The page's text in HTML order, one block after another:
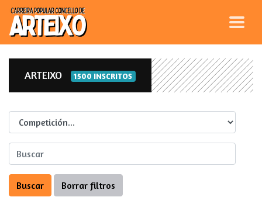
ARTEIXO 1500 INSCRITOS
Competicion